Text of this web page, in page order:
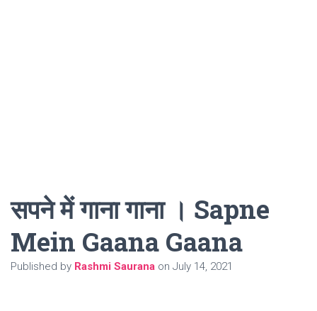
सपने में गाना गाना । Sapne
Mein Gaana Gaana
Published by Rashmi Saurana on July 14, 2021